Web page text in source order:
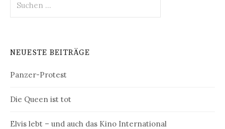
nach:
NEUESTE BEITRÄGE
Panzer-Protest
Die Queen ist tot
Elvis lebt – und auch das Kino International